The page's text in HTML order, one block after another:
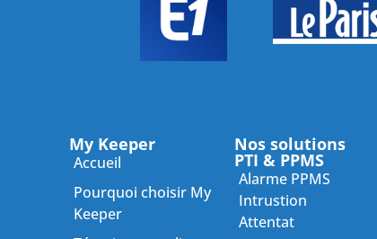
My Keeper
Accueil
Pourquoi choisir My
Keeper
Nos solutions
PTI & PPMS
Alarme PPMS
Intrustion
Attentat